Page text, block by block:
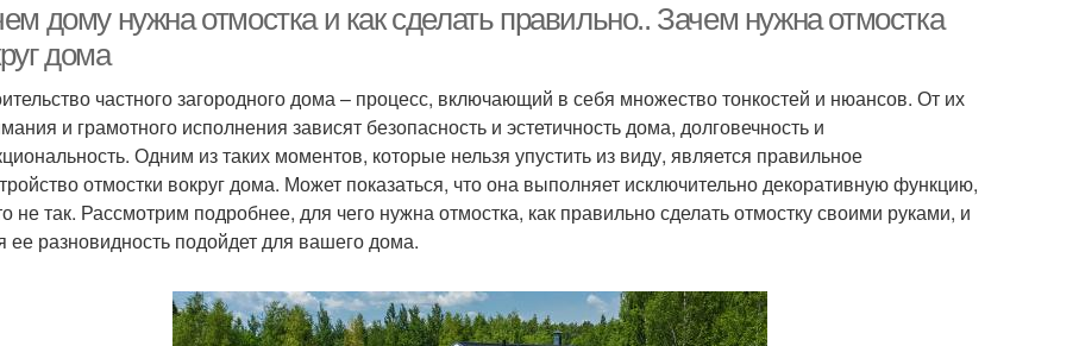
дому нужна отмостка и как сделать правильно.. Зачем нужна отмостка
дома
частного загородного дома – процесс, включающий в себя множество тонкостей и нюансов. От их
и грамотного исполнения зависят безопасность и эстетичность дома, долговечность и
Одним из таких моментов, которые нельзя упустить из виду, является правильное
отмостки вокруг дома. Может показаться, что она выполняет исключительно декоративную функцию,
не так. Рассмотрим подробнее, для чего нужна отмостка, как правильно сделать отмостку своими руками, и
ее разновидность подойдет для вашего дома.